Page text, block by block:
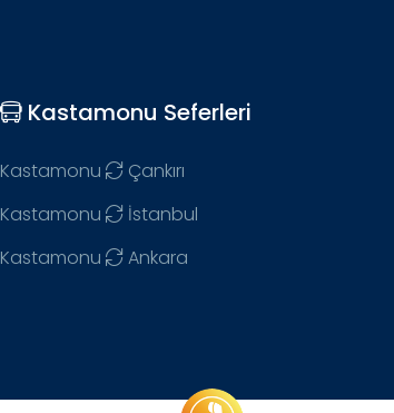
Kastamonu Seferleri
Kastamonu
Çankırı
Kastamonu
İstanbul
Kastamonu
Ankara